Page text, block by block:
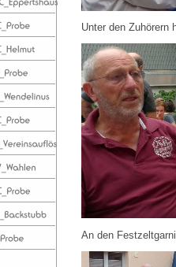
Unter den Zuhörern
An den